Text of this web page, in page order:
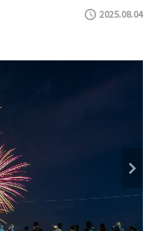
2025.08.04